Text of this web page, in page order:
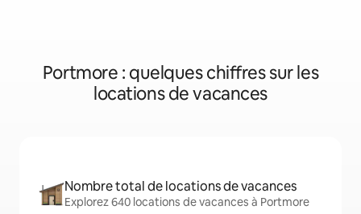
Portmore : quelques chiffres sur les
locations de vacances
Nombre total de locations de vacances
Explorez 640 locations de vacances à Portmore